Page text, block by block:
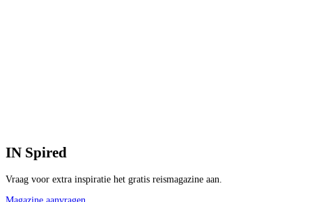
IN Spired
Vraag voor extra inspiratie het gratis reismagazine aan.